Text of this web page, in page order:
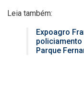
Leia também:
Expoagro
policiamento
Parque